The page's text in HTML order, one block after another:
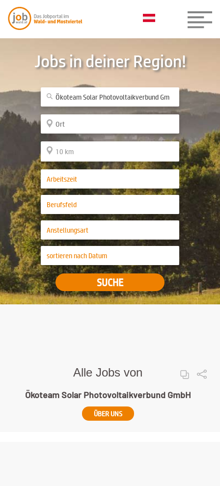
Jobs in deiner Region!
SUCHE
Alle Jobs von
Ökoteam Solar Photovoltaikverbund GmbH
ÜBER UNS